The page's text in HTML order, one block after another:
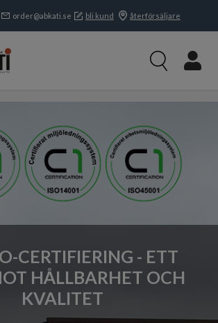
order@abkati.se bli kund återförsäljare
CERTIFIERING - ETT
HÅLLBARHET OCH
KVALITET